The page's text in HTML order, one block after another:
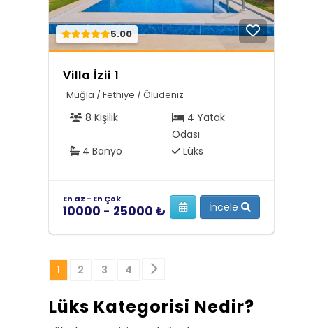
5.00
Villa İzii 1
Muğla / Fethiye / Ölüdeniz
8 Kişilik
4 Yatak
Odası
4 Banyo
Lüks
En az - En Çok
10000 - 25000 ₺ İncele
1 2 3 4
Lüks Kategorisi Nedir?